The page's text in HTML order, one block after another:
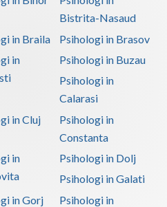
Bistrita-Nasaud
in Braila
Psihologi in Brasov
in
Psihologi in Buzau
Psihologi in
Calarasi
in Cluj
Psihologi in
Constanta
in
Psihologi in Dolj
Psihologi in Galati
in Gorj
Psihologi in